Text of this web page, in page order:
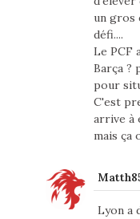
un gros
défi....
Le PCF
Barça ?
pour
C'est
arrive à
mais ça
Lyon a